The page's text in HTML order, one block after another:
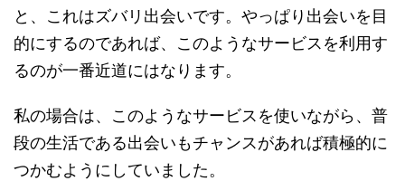
と、これはズバリ出会いです。やっぱり出会いを目
的にするのであれば、このようなサービスを利用す
るのが一番近道にはなります。
私の場合は、このようなサービスを使いながら、普
段の生活である出会いもチャンスがあれば積極的に
つかむようにしていました。